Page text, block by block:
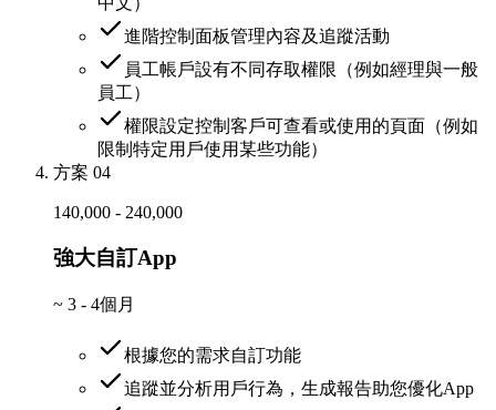
進階控制面板管理內容及追蹤活動
員工帳戶設有不同存取權限（例如經理與一般
員工）
權限設定控制客戶可查看或使用的頁面（例如
限制特定用戶使用某些功能）
方案 04
140,000 - 240,000
強大自訂App
~ 3 - 4個月
根據您的需求自訂功能
追蹤並分析用戶行為，生成報告助您優化App